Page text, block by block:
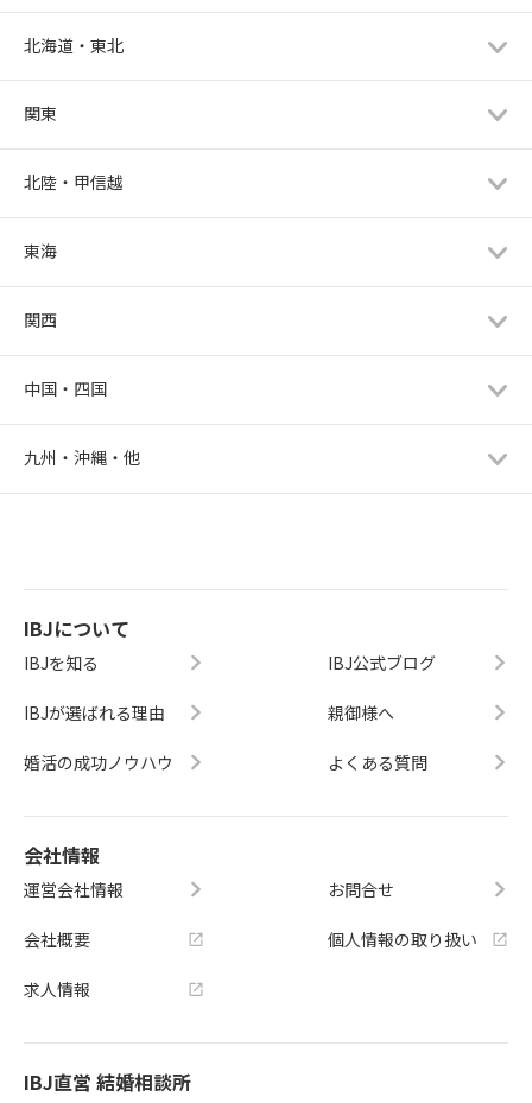
北海道・東北
関東
北陸・甲信越
東海
関西
中国・四国
九州・沖縄・他
IBJについて
IBJを知る
IBJが選ばれる理由
婚活の成功ノウハウ
IBJ公式ブログ
親御様へ
よくある質問
会社情報
運営会社情報
会社概要
求人情報
お問合せ
個人情報の取り扱い
IBJ直営 結婚相談所